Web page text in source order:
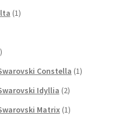
(1)
Constella (1)
Idyllia (2)
Matrix (1)